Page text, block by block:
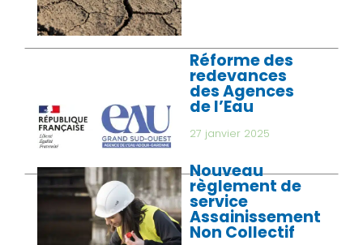
Réforme des
redevances
des Agences
de l’Eau
27 janvier 2025
Nouveau
règlement de
service
Assainissement
Non Collectif